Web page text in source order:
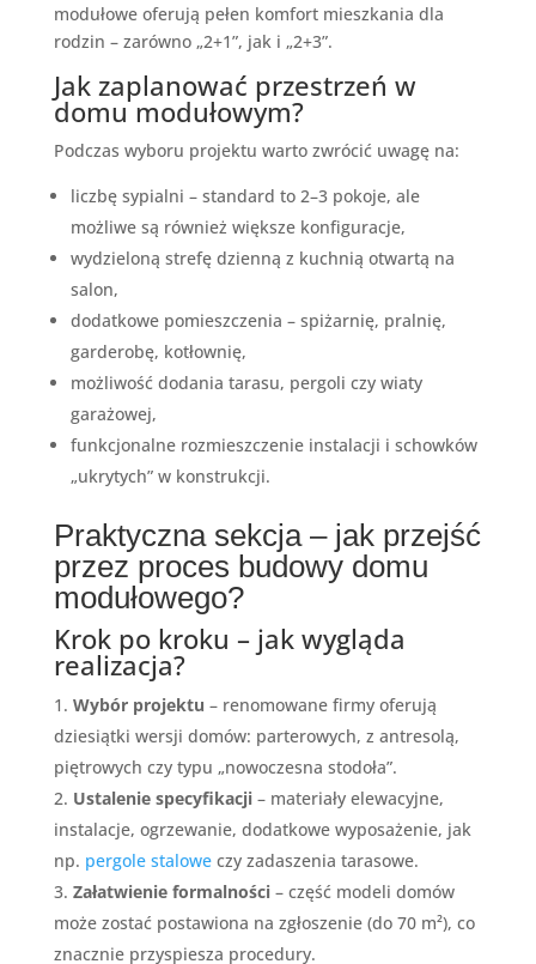
modułowe oferują pełen komfort mieszkania dla
rodzin – zarówno „2+1”, jak i „2+3”.
Jak zaplanować przestrzeń w
domu modułowym?
Podczas wyboru projektu warto zwrócić uwagę na:
liczbę sypialni – standard to 2–3 pokoje, ale
możliwe są również większe konfiguracje,
wydzieloną strefę dzienną z kuchnią otwartą na
salon,
dodatkowe pomieszczenia – spiżarnię, pralnię,
garderobę, kotłownię,
możliwość dodania tarasu, pergoli czy wiaty
garażowej,
funkcjonalne rozmieszczenie instalacji i schowków
„ukrytych” w konstrukcji.
Praktyczna sekcja – jak przejść
przez proces budowy domu
modułowego?
Krok po kroku – jak wygląda
realizacja?
Wybór projektu – renomowane firmy oferują
dziesiątki wersji domów: parterowych, z antresolą,
piętrowych czy typu „nowoczesna stodoła”.
Ustalenie specyfikacji– materiały elewacyjne,
instalacje, ogrzewanie, dodatkowe wyposażenie, jak
np. pergole staloweczy zadaszenia tarasowe.
Załatwienie formalności– część modeli domów
może zostać postawiona na zgłoszenie (do 70 m²), co
znacznie przyspiesza procedury.